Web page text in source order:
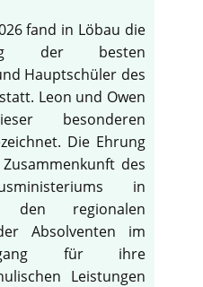
fand in Löbau die
der besten
Hauptschüler des
Leon und Owen
besonderen
Die Ehrung
des
in
den regionalen
Absolventen im
für ihre
Leistungen